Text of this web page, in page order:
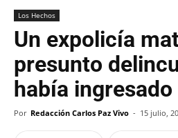
Los Hechos
Un expolicía
presunto
había ingresado
Por Redacción Carlos Paz Vivo - 15 julio,